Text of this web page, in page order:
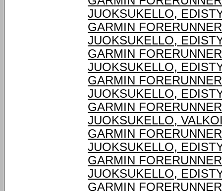
JUOKSUKELLO,
GARMIN
JUOKSUKELLO,
GARMIN
JUOKSUKELLO,
GARMIN
JUOKSUKELLO,
GARMIN
JUOKSUKELLO,
GARMIN
JUOKSUKELLO,
GARMIN
JUOKSUKELLO,
GARMIN